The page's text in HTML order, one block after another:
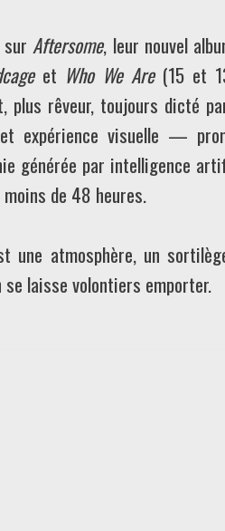
Aftersome, leur nouvel
et Who We Are(15 et
plus rêveur, toujours dicté
visuelle —
générée par intelligence
moins de 48 heures.
une atmosphère, un
laisse volontiers emporter.